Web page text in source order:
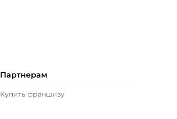
Партнерам
Купить франшизу